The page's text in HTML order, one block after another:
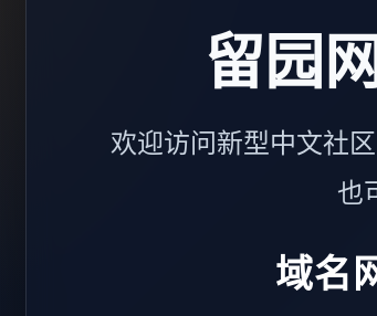
留园
欢迎访问新型中文社
也
域名